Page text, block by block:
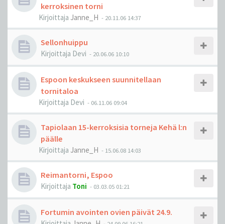
kerroksinen torni
Kirjoittaja Janne_H - 20.11.06 14:37
Sellonhuippu
Kirjoittaja Devi - 20.06.06 10:10
Espoon keskukseen suunnitellaan
tornitaloa
Kirjoittaja Devi - 06.11.06 09:04
Tapiolaan 15-kerroksisia torneja Kehä l:n
päälle
Kirjoittaja Janne_H - 15.06.08 14:03
Reimantorni, Espoo
Kirjoittaja Toni - 03.03.05 01:21
Fortumin avointen ovien päivät 24.9.